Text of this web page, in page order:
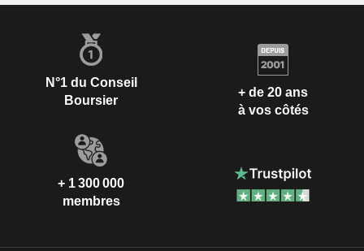
N°1 du Conseil
Boursier
+ de 20 ans
à vos côtés
+ 1 300 000
membres